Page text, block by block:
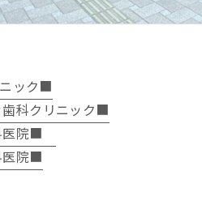
ック■
科クリニック■
医院■
医院■